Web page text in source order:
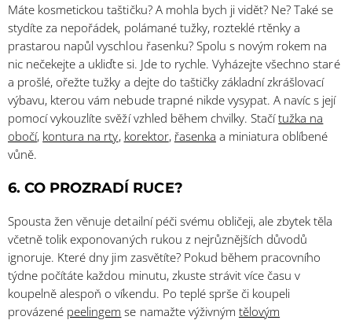
Máte kosmetickou taštičku? A mohla bych ji vidět? Ne? Také se
stydíte za nepořádek, polámané tužky, rozteklé rtěnky a
prastarou napůl vyschlou řasenku? Spolu s novým rokem na
nic nečekejte a ukliďte si. Jde to rychle. Vyházejte všechno staré
a prošlé, ořežte tužky a dejte do taštičky základní zkrášlovací
výbavu, kterou vám nebude trapné nikde vysypat. A navíc s její
pomocí vykouzlíte svěží vzhled během chvilky. Stačítužka na
obočí, kontura na rty, korektor, řasenka a miniatura oblíbené
vůně.
6. CO PROZRADÍ RUCE?
Spousta žen věnuje detailní péči svému obličeji, ale zbytek těla
včetně tolik exponovaných rukou z nejrůznějších důvodů
ignoruje. Které dny jim zasvětíte? Pokud během pracovního
týdne počítáte každou minutu, zkuste strávit více času v
koupelně alespoň o víkendu. Po teplé sprše či koupeli
provázené peelingem se namažte výživným tělovým